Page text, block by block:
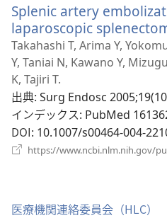
Splenic artery
laparoscopic
Takahashi T, Arima Y,
Y, Taniai N, Kawano Y,
K, Tajiri T.
出典‎: Surg Endosc
インデックス‎: PubMed
DOI‎: 10.1007/s00464-004-
https://www.ncbi.nlm.nih.gov/
医療機関連絡委員会（HLC）